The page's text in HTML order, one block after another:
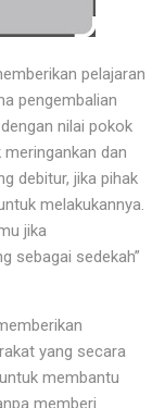
pelajaran
pengembalian
nilai pokok
dan
debitur, jika pihak
melakukannya.
jika
sebagai sedekah”
yang secara
membantu
memberi